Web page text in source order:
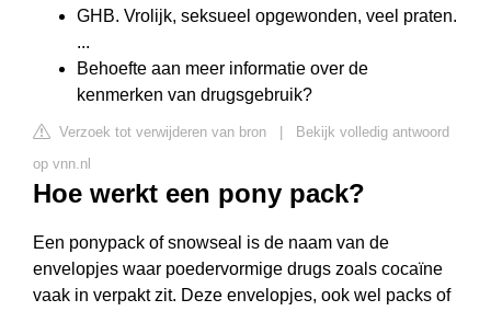
GHB. Vrolijk, seksueel opgewonden, veel praten.
...
Behoefte aan meer informatie over de
kenmerken van drugsgebruik?
Verzoek tot verwijderen van bron
Bekijk volledig antwoord
op vnn.nl
Hoe werkt een pony pack?
Een ponypack of snowseal is de naam van de
envelopjes waar poedervormige drugs zoals cocaïne
vaak in verpakt zit. Deze envelopjes, ook wel packs of